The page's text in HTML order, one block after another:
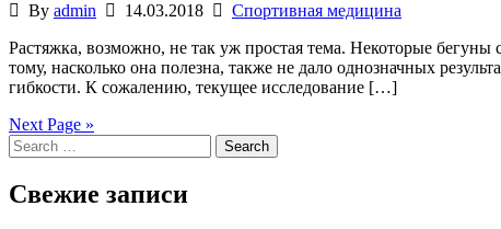
By admin 14.03.2018
Спортивная медицина
Растяжка, возможно, не так уж простая тема. Некоторые бегуны
тому, насколько она полезна, также не дало однозначных
гибкости. К сожалению, текущее исследование […]
Next Page »
Search
for:
Свежие записи